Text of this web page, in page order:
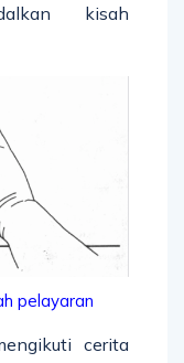
kisah
pelayaran
cerita